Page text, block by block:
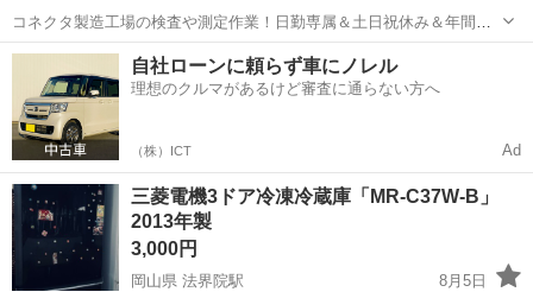
コネクタ製造工場の検査や測定作業！日勤専属＆土日祝休み＆年間休
日128日★クリーンルーム内作業★マイカー通勤OK＆無料駐車場あり
★就業先食堂利用可！日払い制度あり！《茨城県常陸大宮市》 人気の
工場のお仕事 ◇コネクタ製造工...
茨城 常陸大宮市 その他
自社ローンに頼らず車にノレル
理想のクルマがあるけど審査に通らない方へ
（株）ICT Ad
三菱電機3ドア冷凍冷蔵庫「MR-C37W-B」
2013年製
3,000円
岡山県 法界院駅
8月5日